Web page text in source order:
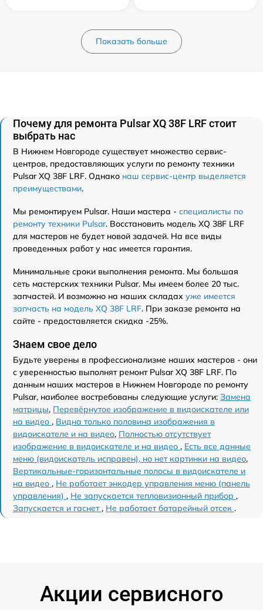
Показать больше
Почему для ремонта Pulsar XQ 38F LRF стоит
выбрать нас
В Нижнем Новгороде существует множество сервис-
центров, предоставляющих услуги по ремонту техники
Pulsar XQ 38F LRF. Однако наш сервис-центр выделяется
преимуществами.
Мы ремонтируем Pulsar. Наши мастера - специалисты по
ремонту техники Pulsar. Восстановить модель XQ 38F LRF
для мастеров не будет новой задачей. На все виды
проведенных работ у нас имеется гарантия.
Минимальные сроки выполнения ремонта. Мы большая
сеть мастерских техники Pulsar. Мы имеем более 20 тыс.
запчастей. И возможно на наших складах уже имеется
запчасть на модель XQ 38F LRF. При заказе ремонта на
сайте - предоставляется скидка -25%.
Знаем свое дело
Будьте уверены в профессионализме наших мастеров - они
с уверенностью выполнят ремонт Pulsar XQ 38F LRF. По
данным наших мастеров в Нижнем Новгороде по ремонту
Pulsar, наиболее востребованы следующие услуги: Замена
матрицы, Перевёрнутое изображение в видоискателе или
на видео , Видна только половина изображения в
видоискателе и на видео, Полностью отсутствует
изображение в видоискателе и на видео , Есть все данные
меню (видоискатель исправен), но нет картинки на видео,
Вертикальные-горизонтальные полосы в видоискателе и
на видео , Не работает энкодер управления меню (панель
управления) , Не запускается тепловизионный прибор ,
Запускается и гаснет, Не работает батарейный отсек .
Акции сервисного